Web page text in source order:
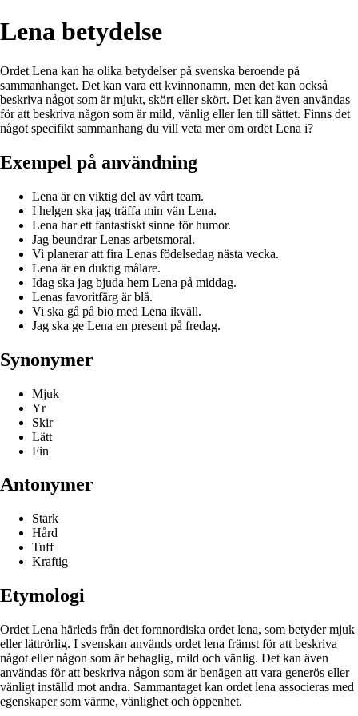
Lena betydelse
Ordet Lena kan ha olika betydelser på svenska beroende på
sammanhanget. Det kan vara ett kvinnonamn, men det kan också
beskriva något som är mjukt, skört eller skört. Det kan även användas
för att beskriva någon som är mild, vänlig eller len till sättet. Finns det
något specifikt sammanhang du vill veta mer om ordet Lena i?
Exempel på användning
Lena är en viktig del av vårt team.
I helgen ska jag träffa min vän Lena.
Lena har ett fantastiskt sinne för humor.
Jag beundrar Lenas arbetsmoral.
Vi planerar att fira Lenas födelsedag nästa vecka.
Lena är en duktig målare.
Idag ska jag bjuda hem Lena på middag.
Lenas favoritfärg är blå.
Vi ska gå på bio med Lena ikväll.
Jag ska ge Lena en present på fredag.
Synonymer
Mjuk
Yr
Skir
Lätt
Fin
Antonymer
Stark
Hård
Tuff
Kraftig
Etymologi
Ordet Lena härleds från det fornnordiska ordet lena, som betyder mjuk
eller lättrörlig. I svenskan används ordet lena främst för att beskriva
något eller någon som är behaglig, mild och vänlig. Det kan även
användas för att beskriva någon som är benägen att vara generös eller
vänligt inställd mot andra. Sammantaget kan ordet lena associeras med
egenskaper som värme, vänlighet och öppenhet.